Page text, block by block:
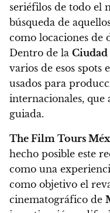
seriéfilos de todo el
búsqueda de
como locaciones de
Dentro de la Ciudad
varios de esos spots
usados para
internacionales,
guiada.
The Film Tours
hecho posible este
como una
como objetivo el
cinematográfico de